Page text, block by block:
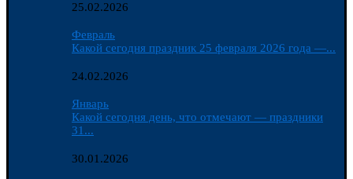
25.02.2026
Февраль
Какой сегодня праздник 25 февраля 2026 года —...
24.02.2026
Январь
Какой сегодня день, что отмечают — праздники
31...
30.01.2026